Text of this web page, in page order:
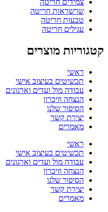
שרשראות חריטה
טבעות חריטה
עגילים חריטה
קטגוריות מוצרים
ראשי
תכשיטים בעיצוב אישי
עבודה מול ועדים וארגונים
הנצחה וזיכרון
הסיפור שלנו
יצירת קשר
מאמרים
ראשי
תכשיטים בעיצוב אישי
עבודה מול ועדים וארגונים
הנצחה וזיכרון
הסיפור שלנו
יצירת קשר
מאמרים